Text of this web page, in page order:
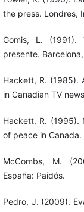
the press. Londres,
Gomis, L.
presente.
Hackett, R. (1985).
in Canadian TV
Hackett, R. (1995).
of peace in
McCombs, M.
España: Paidós.
Pedro, J. (2009).